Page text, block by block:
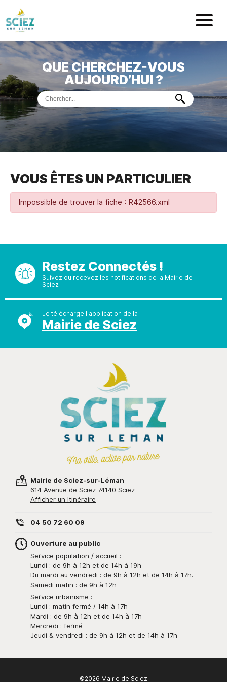
Mairie de
ACCUEIL
VOTREMAIRIE
VIEPRATIQUE
PORTDE PLAISANCE
MUSÉEDE PRÉHISTOIRE ET GÉOLOGIE
QUE CHERCHEZ-VOUS
AUJOURD’HUI ?
VOUS ÊTES UN PARTICULIER
Impossible de trouver la fiche : R42566.xml
Restez Connectés !
Suivez ou recevez les notifications de la Mairie de
Sciez
Je télécharge l'application de la
Mairie de Sciez
Mairie de Sciez-sur-Léman
614 Avenue de Sciez 74140 Sciez
Afficher un Itinéraire
04 50 72 60 09
Ouverture au public
Service population / accueil :
Lundi : de 9h à 12h et de 14h à 19h
Du mardi au vendredi : de 9h à 12h et de 14h à 17h.
Samedi matin : de 9h à 12h
Service urbanisme :
Lundi : matin fermé / 14h à 17h
Mardi : de 9h à 12h et de 14h à 17h
Mercredi : fermé
Jeudi & vendredi : de 9h à 12h et de 14h à 17h
©2026 Mairie de Sciez